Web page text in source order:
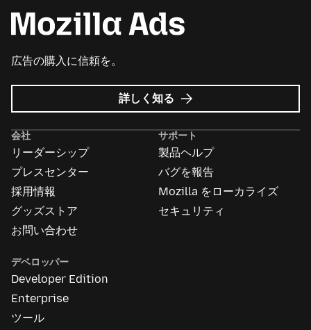
広告の購入に信頼を。
Mozilla
広
詳しく知る
会社
リーダーシップ
プレスセンター
採用情報
グッズストア
お問い合わせ
サポート
製品ヘルプ
バグを報告
Mozilla をローカライズ
セキュリティ
デベロッパー
Developer Edition
Enterprise
ツール